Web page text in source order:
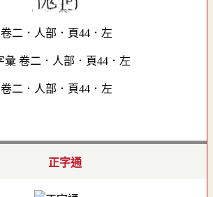
卷二．人部．頁44．左
卷二．人部．頁44．左
正字通